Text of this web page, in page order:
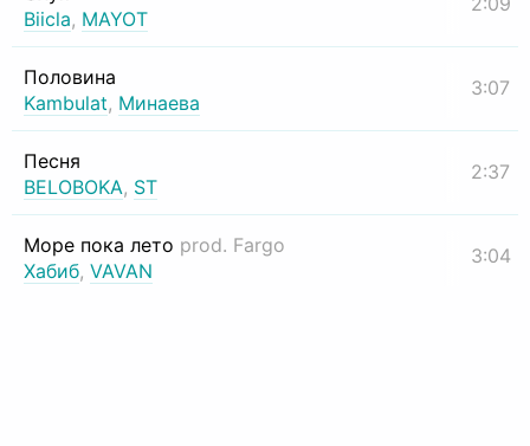
Biicla, MAYOT
Половина
Kambulat, Минаева
3:07
Песня
BELOBOKA, ST
2:37
Море пока лето prod. Fargo
Хабиб, VAVAN
3:04